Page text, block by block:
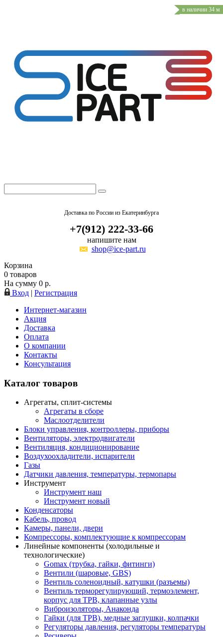
Доставка по России из Екатеринбурга
+7(912) 222-33-66
напишите нам
shop@ice-part.ru
Корзина
0 товаров
На сумму 0 р.
Вход | Регистрация
Интернет-магазин
Акция
Доставка
Оплата
О компании
Контакты
Консультация
Каталог товаров
Агрегаты, сплит-системы
Агрегаты в сборе
Маслоотделители
Блоки управления, контроллеры, приборы
Вентиляторы, электродвигатели
Вентиляция, кондиционирование
Воздухоохладители, испарители
Газы
Датчики давления, температуры, термопары
Инструмент
Инструмент наш
Инструмент новый
Конденсаторы
Кабель, провод
Камеры, панели, двери
Компрессоры, комплектующие к компрессорам
Линейные компоненты (холодильные и
технологические)
Gomax (трубка, гайки, фитинги)
Вентили (шаровые, GBS)
Вентиль соленоидный, катушки (разъемы)
Вентиль терморегулирующий, термоэлемент,
корпус для ТРВ, клапанные узлы
Виброизоляторы, Анаконда
Гайки (для ТРВ), медные заглушки, колпачки
Регуляторы давления, регуляторы температуры
в наличии 34 м